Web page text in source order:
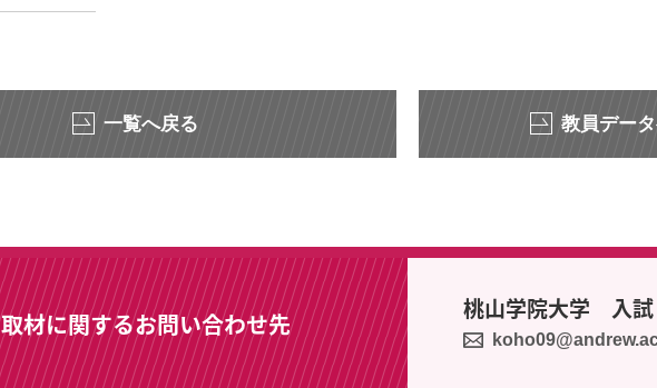
一覧へ戻る 教員デー
取材に関するお問い合わせ先 桃山学院大学 入試